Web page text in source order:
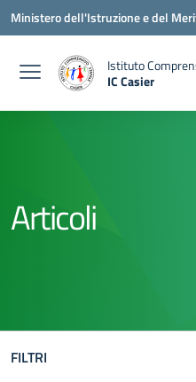
Vai ai contenuti
Vai al menu di navigazione
Vai al footer
Ministero dell'Istruzione e del
Istituto
IC Casier
Articoli
FILTRI